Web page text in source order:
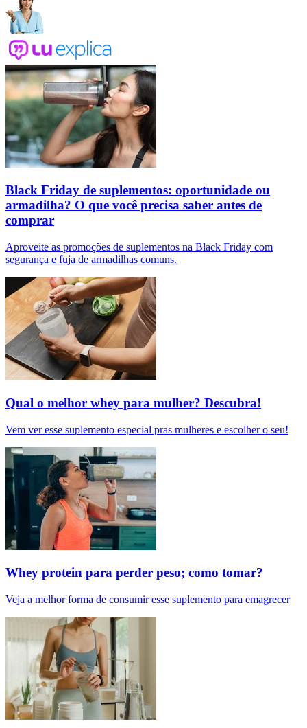
Black Friday de suplementos: oportunidade ou
armadilha? O que você precisa saber antes de
comprar
Aproveite as promoções de suplementos na Black Friday com
segurança e fuja de armadilhas comuns.
Qual o melhor whey para mulher? Descubra!
Vem ver esse suplemento especial pras mulheres e escolher o seu!
Whey protein para perder peso; como tomar?
Veja a melhor forma de consumir esse suplemento para emagrecer